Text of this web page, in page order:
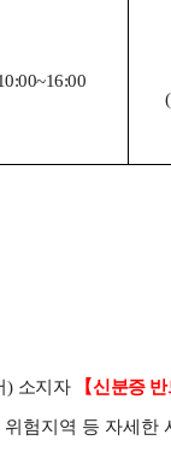
) 소지자 【신분증
험지역 등 자세한